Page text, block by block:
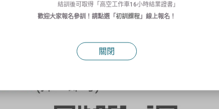
結訓後可取得「高空工作車16小時結業證書」
歡迎大家報名參訓！請點選「初訓課程 」線上報名！
關閉